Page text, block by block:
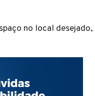
no local desejado,